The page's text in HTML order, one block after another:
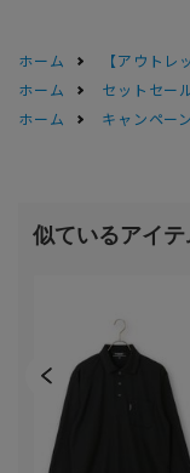
ホーム 【アウトレ
ホーム
セットセー
ホーム
キャンペーン